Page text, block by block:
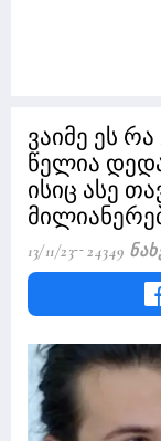
ვაიმე ეს
წელია
ისიც ასე
13/11/23 24349